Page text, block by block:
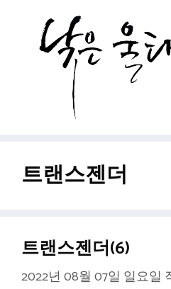
트랜스젠더
트랜스젠더(6)
2022년 08월 07일 일요일